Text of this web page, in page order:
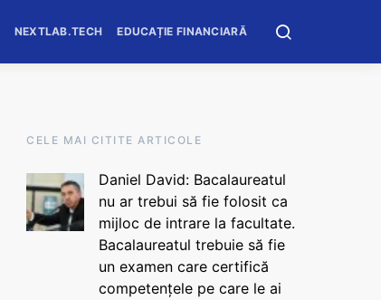
NEXTLAB.TECH EDUCAȚIE FINANCIARĂ
CELE MAI CITITE ARTICOLE
Daniel David: Bacalaureatul
nu ar trebui să fie folosit ca
mijloc de intrare la facultate.
Bacalaureatul trebuie să fie
un examen care certifică
competențele pe care le ai